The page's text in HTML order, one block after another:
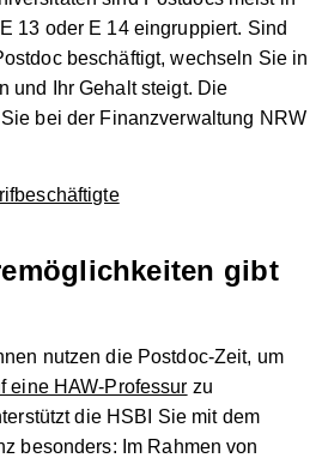
13 oder E 14 eingruppiert. Sind
beschäftigt, wechseln Sie in
und Ihr Gehalt steigt. Die
bei der Finanzverwaltung NRW
gibt
nutzen die Postdoc-Zeit, um
eine HAW-Professur zu
die HSBI Sie mit dem
besonders: Im Rahmen von